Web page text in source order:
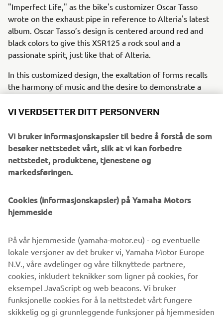
"Imperfect Life," as the bike's customizer Oscar Tasso
wrote on the exhaust pipe in reference to Alteria's latest
album. Oscar Tasso’s design is centered around red and
black colors to give this XSR125 a rock soul and a
passionate spirit, just like that of Alteria.
In this customized design, the exaltation of forms recalls
the harmony of music and the desire to demonstrate a
the protagonist of their lives.
For her daily rides between radio studios, rehearsal rooms
and writing sessions for her new songs, Alteria dreamed
of having a lightweight, versatile bike with a distinctive
design.
the exhaust system, and to the new and refined seat
cover. The rims were also repainted. Furthermore,
most evident aesthetic elements, such as arrows, mirrors,
the tail fairing and the optical group.
XSR125 PRODUCTION MODEL
VI VERDSETTER DITT PERSONVERN
Vi bruker informasjonskapsler til bedre å forstå de som
besøker nettstedet vårt, slik at vi kan forbedre
nettstedet, produktene, tjenestene og
markedsføringen.
Cookies (informasjonskapsler) på Yamaha Motors
hjemmeside
På vår hjemmeside (yamaha-motor.eu) - og eventuelle
lokale versjoner av det bruker vi, Yamaha Motor Europe
N.V., våre avdelinger og våre tilknyttede partnere,
cookies, inkludert teknikker som ligner på cookies, for
eksempel JavaScript og web beacons. Vi bruker
funksjonelle cookies for å la nettstedet vårt fungere
skikkelig og gi grunnleggende funksjoner på hjemmesiden